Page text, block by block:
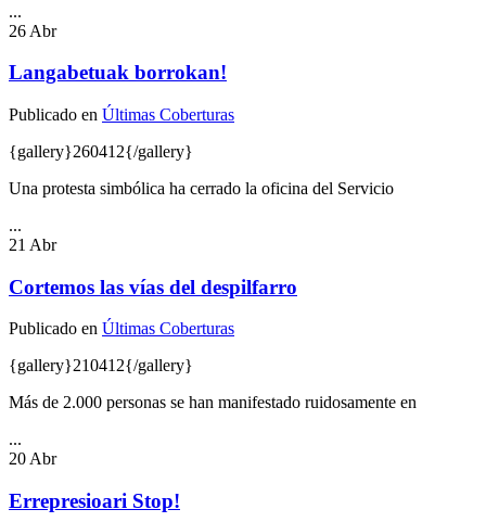
...
26 Abr
Langabetuak borrokan!
Publicado en Últimas Coberturas
{gallery}260412{/gallery}
Una protesta simbólica ha cerrado la oficina del Servicio
...
21 Abr
Cortemos las vías del despilfarro
Publicado en Últimas Coberturas
{gallery}210412{/gallery}
Más de 2.000 personas se han manifestado ruidosamente en
...
20 Abr
Errepresioari Stop!